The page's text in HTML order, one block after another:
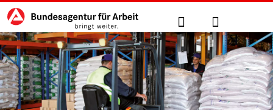
zu den Hauptinhalten springen
Hauptnavigation Suche Anmelden